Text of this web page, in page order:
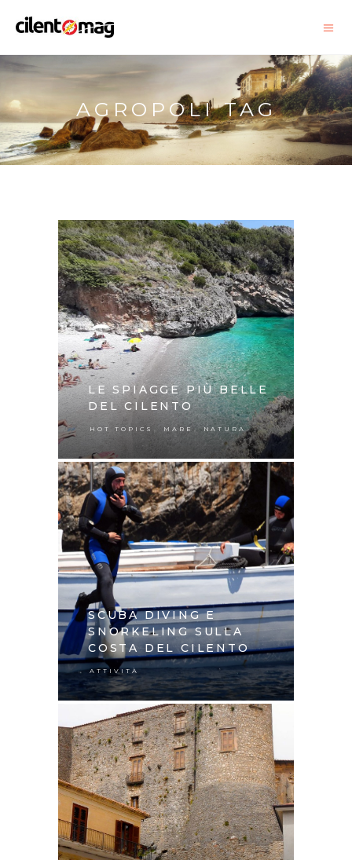
AGROPOLI TAG
LE SPIAGGE PIÙ BELLE
DEL CILENTO
HOT TOPICS MARE , NATURA
SCUBA DIVING E
SNORKELING SULLA
COSTA DEL CILENTO
ATTIVITÀ